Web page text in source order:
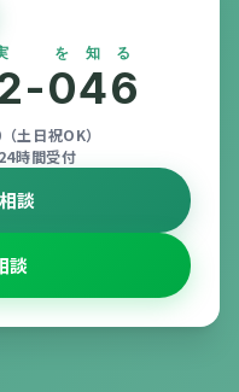
-046
を知る
土日祝OK）
時間受付
談
談